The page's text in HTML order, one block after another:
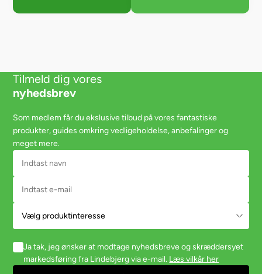
Tilmeld dig vores
nyhedsbrev
Som medlem får du ekslusive tilbud på vores fantastiske
produkter, guides omkring vedligeholdelse, anbefalinger og
meget mere.
Ja tak, jeg ønsker at modtage nyhedsbreve og skræddersyet
markedsføring fra Lindebjerg via e-mail. Læs vilkår her